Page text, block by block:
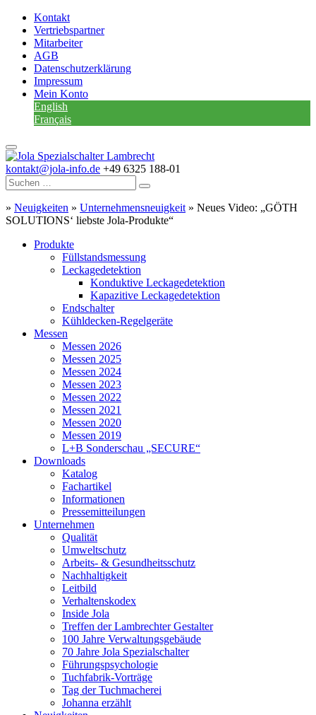
Kontakt
Vertriebspartner
Mitarbeiter
AGB
Datenschutzerklärung
Impressum
Mein Konto
English
Français
kontakt@jola-info.de +49 6325 188-01
» Neuigkeiten » Unternehmensneuigkeit » Neues Video: „GÖTH
SOLUTIONS‘ liebste Jola-Produkte“
Produkte
Füllstandsmessung
Leckagedetektion
Konduktive Leckagedetektion
Kapazitive Leckagedetektion
Endschalter
Kühldecken-Regelgeräte
Messen
Messen 2026
Messen 2025
Messen 2024
Messen 2023
Messen 2022
Messen 2021
Messen 2020
Messen 2019
L+B Sonderschau „SECURE“
Downloads
Katalog
Fachartikel
Informationen
Pressemitteilungen
Unternehmen
Qualität
Umweltschutz
Arbeits- & Gesundheitsschutz
Nachhaltigkeit
Leitbild
Verhaltenskodex
Inside Jola
Treffen der Lambrechter Gestalter
100 Jahre Verwaltungsgebäude
70 Jahre Jola Spezialschalter
Führungspsychologie
Tuchfabrik-Vorträge
Tag der Tuchmacherei
Johanna erzählt